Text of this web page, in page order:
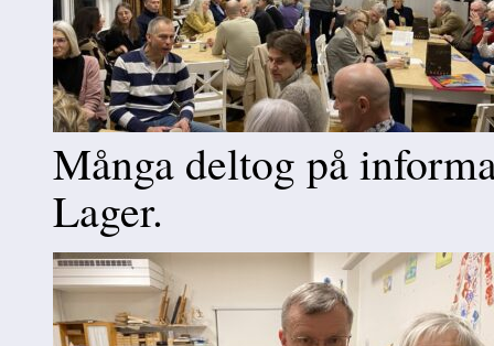
Många deltog på
Lager.